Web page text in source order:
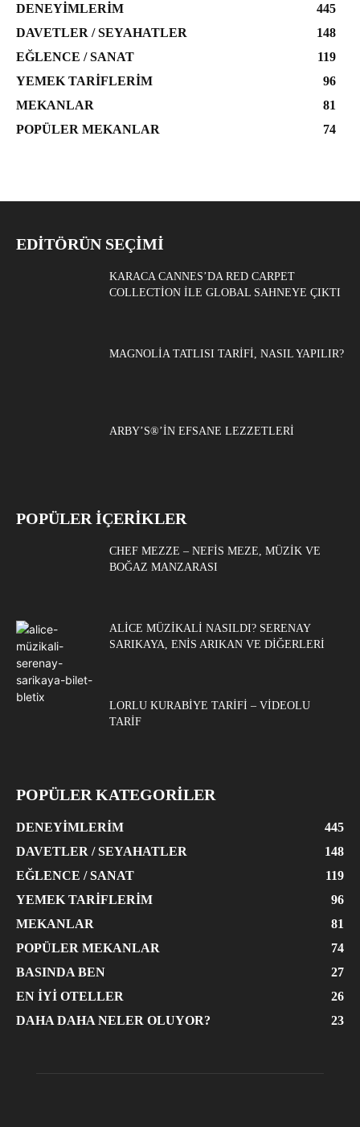
DENEYIMLERIM
445
DAVETLER / SEYAHATLER
148
EĞLENCE / SANAT
119
YEMEK TARIFLERIM
96
MEKANLAR
81
POPÜLER MEKANLAR
74
EDITÖRÜN SEÇIMI
KARACA CANNES’DA RED CARPET
COLLECTION ILE GLOBAL SAHNEYE ÇIKTI
MAGNOLIA TATLISI TARIFI, NASIL YAPILIR?
ARBY’S®’IN EFSANE LEZZETLERI
POPÜLER İÇERİKLER
CHEF MEZZE – NEFIS MEZE, MÜZIK VE
BOĞAZ MANZARASI
ALICE MÜZIKALI NASILDI? SERENAY
SARIKAYA, ENIS ARIKAN VE DIĞERLERI
LORLU KURABIYE TARIFI – VIDEOLU
TARIF
POPÜLER KATEGORİLER
DENEYIMLERIM
445
DAVETLER / SEYAHATLER
148
EĞLENCE / SANAT
119
YEMEK TARIFLERIM
96
MEKANLAR
81
POPÜLER MEKANLAR
74
BASINDA BEN
27
EN İYI OTELLER
26
DAHA DAHA NELER OLUYOR?
23